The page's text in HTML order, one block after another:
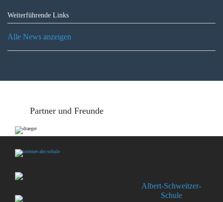
Weiterführende Links
Alle News anzeigen
Partner und Freunde
Albert-Schweitzer-
Schule